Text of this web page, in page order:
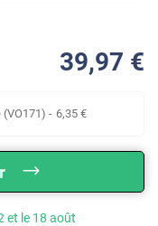
39,97 €
- 6,35 €
et le 18 août